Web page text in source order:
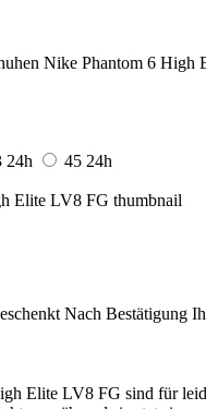
Nike Phantom 6 High
24h 45 24h
Nach Bestätigung
Elite LV8 FG sind für